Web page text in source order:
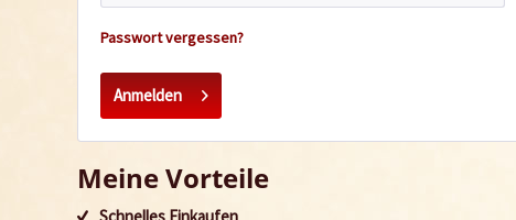
Passwort vergessen?
Anmelden
Meine Vorteile